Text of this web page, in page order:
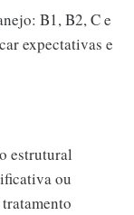
B1, B2, C e
expectativas e
estrutural
ou